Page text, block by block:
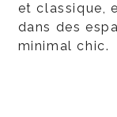
et classique,
dans des
minimal chic.